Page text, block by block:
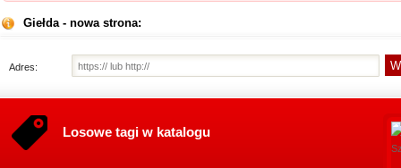
Giełda - nowa strona:
Adres:
Losowe tagi w katalogu